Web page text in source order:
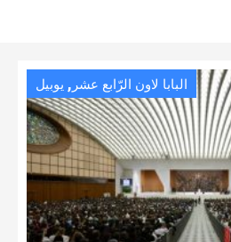
البابا لاون الرّابع عشر , يوبيل